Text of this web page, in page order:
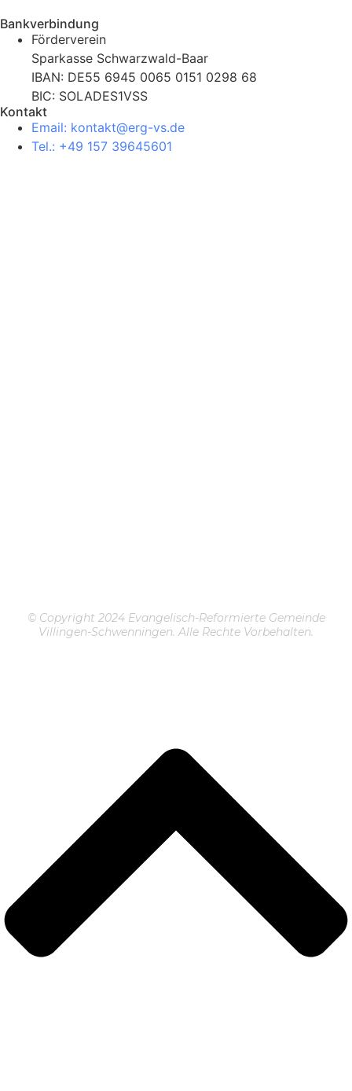
Bankverbindung
Förderverein
Sparkasse Schwarzwald-Baar
IBAN: DE55 6945 0065 0151 0298 68
BIC: SOLADES1VSS
Kontakt
Email: kontakt@erg-vs.de
Tel.: +49 157 39645601
© Copyright 2024 Evangelisch-Reformierte Gemeinde
Villingen-Schwenningen. Alle Rechte Vorbehalten.